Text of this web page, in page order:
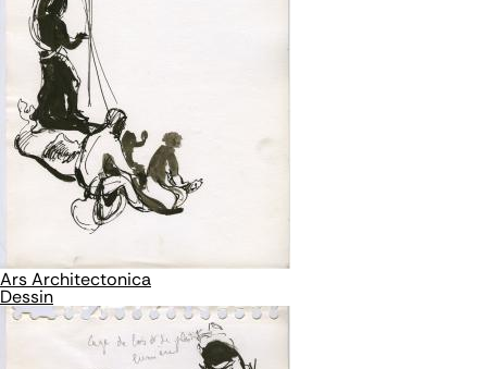
Ars Architectonica
Dessin